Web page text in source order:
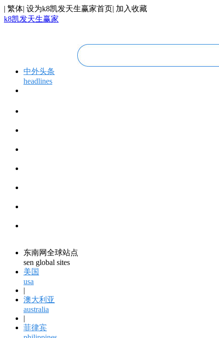
| 繁体| 设为k8凯发天生赢家首页| 加入收藏
k8凯发天生赢家
中外头条
headlines
东南网全球站点
sen global sites
美国
usa
|
澳大利亚
australia
|
菲律宾